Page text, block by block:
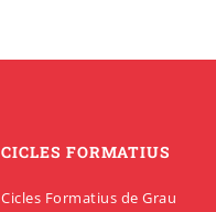
CICLES FORMATIUS
Cicles Formatius de Grau